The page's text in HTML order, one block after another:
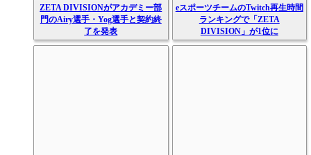
ZETA DIVISIONがアカデミー部
門のAiry選手・Yog選手と契約終
了を発表
eスポーツチームのTwitch再生時間
ランキングで「ZETA
DIVISION」が1位に